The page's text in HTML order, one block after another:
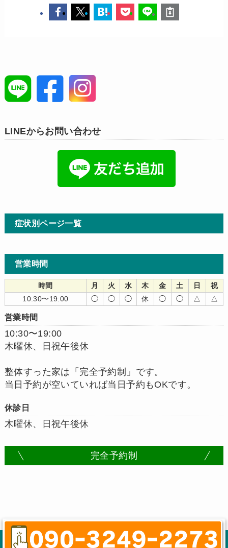
LINEからお問い合わせ
症状別ページ一覧
営業時間
時間 月 火 水 木 金 土 日
祝
10:30〜19:00
◯ ◯ ◯ 休 ◯ ◯ △ △
営業時間
10:30〜19:00
木曜休、日祝午後休
整体すった家は「完全予約制」です。
当日予約が空いていれば当日予約もOKです。
休診日
木曜休、日祝午後休
完全予約制